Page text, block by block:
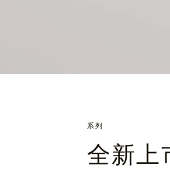
系列
全新上